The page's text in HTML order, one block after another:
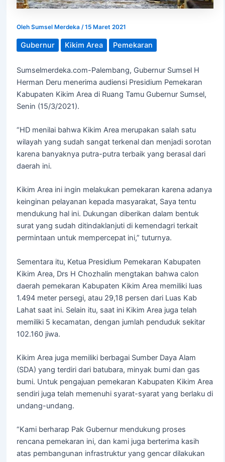
Oleh Sumsel Merdeka /15 Maret 2021
Gubernur Kikim Area Pemekaran
Sumselmerdeka.com-Palembang, Gubernur Sumsel H
Herman Deru menerima audiensi Presidium Pemekaran
Kabupaten Kikim Area di Ruang Tamu Gubernur Sumsel,
Senin (15/3/2021).
“HD menilai bahwa Kikim Area merupakan salah satu
wilayah yang sudah sangat terkenal dan menjadi sorotan
karena banyaknya putra-putra terbaik yang berasal dari
daerah ini.
Kikim Area ini ingin melakukan pemekaran karena adanya
keinginan pelayanan kepada masyarakat, Saya tentu
mendukung hal ini. Dukungan diberikan dalam bentuk
surat yang sudah ditindaklanjuti di kemendagri terkait
permintaan untuk mempercepat ini,” tuturnya.
Sementara itu, Ketua Presidium Pemekaran Kabupaten
Kikim Area, Drs H Chozhalin mengtakan bahwa calon
daerah pemekaran Kabupaten Kikim Area memiliki luas
1.494 meter persegi, atau 29,18 persen dari Luas Kab
Lahat saat ini. Selain itu, saat ini Kikim Area juga telah
memiliki 5 kecamatan, dengan jumlah penduduk sekitar
102.160 jiwa.
Kikim Area juga memiliki berbagai Sumber Daya Alam
(SDA) yang terdiri dari batubara, minyak bumi dan gas
bumi. Untuk pengajuan pemekaran Kabupaten Kikim Area
sendiri juga telah memenuhi syarat-syarat yang berlaku di
undang-undang.
“Kami berharap Pak Gubernur mendukung proses
rencana pemekaran ini, dan kami juga berterima kasih
atas pembangunan infrastruktur yang gencar dilakukan